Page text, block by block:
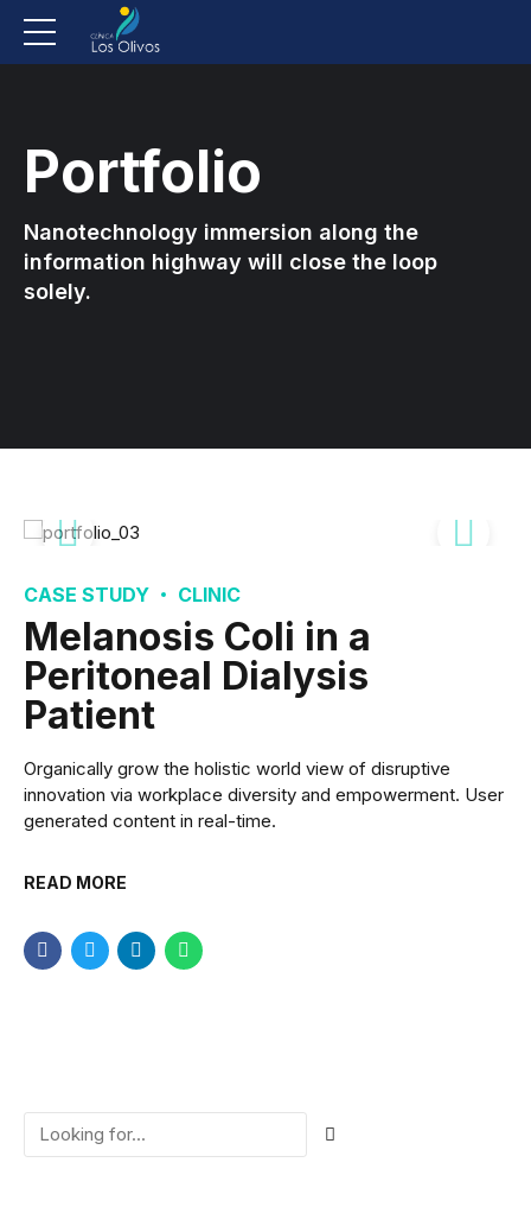
Portfolio
Nanotechnology immersion along the
information highway will close the loop
solely.
CASE STUDY CLINIC
Melanosis Coli in a
Peritoneal Dialysis
Patient
Organically grow the holistic world view of disruptive
innovation via workplace diversity and empowerment. User
generated content in real-time.
READ MORE